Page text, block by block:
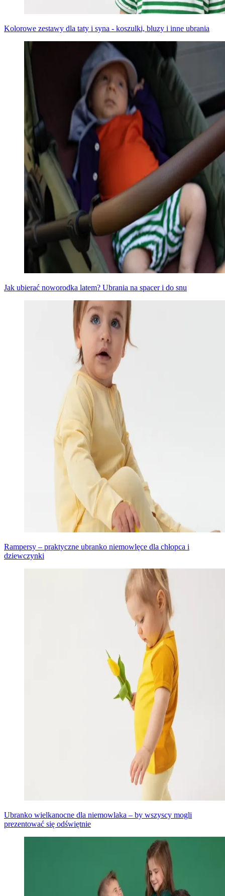
Kolorowe zestawy dla taty i syna - koszulki, bluzy i inne ubrania
Jak ubierać noworodka latem? Ubrania na spacer i do snu
Rampersy – praktyczne ubranko niemowlęce dla chłopca i
dziewczynki
Ubranko wielkanocne dla niemowlaka – by wszyscy mogli
prezentować się odświętnie